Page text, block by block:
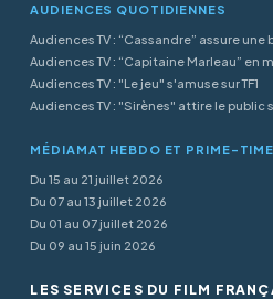
AUDIENCES QUOTIDIENNES
Audiences TV : “Cassandre” assure une
Audiences TV : “Capitaine Marleau” en
Audiences TV : "Le jeu" s'amuse sur TF1
Audiences TV : "Sirènes" attire le public
MÉDIAMAT HEBDO ET PRIME-TIME
Du 15 au 21 juillet 2026
Du 07 au 13 juillet 2026
Du 01 au 07 juillet 2026
Du 09 au 15 juin 2026
LES SERVICES DU FILM